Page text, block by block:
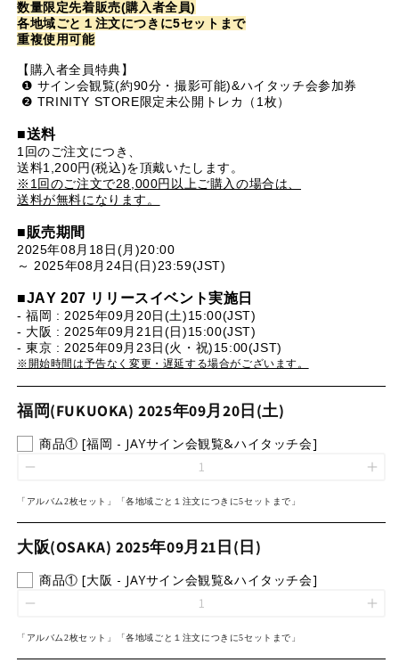
数量限定先着販売(購入者全員)
各地域ごと１注文につきに5セットまで
重複使用可能
【購入者全員特典】
❶ サイン会観覧(約90分・撮影可能)&ハイタッチ会参加券
❷ TRINITY STORE限定未公開トレカ（1枚）
■送料
1回のご注文につき、
送料1,200円(税込)を頂戴いたします。
※1回のご注文で28,000円以上ご購入の場合は、
送料が無料になります。
■販売期間
2025年08月18日(月)20:00
～ 2025年08月24日(日)23:59(JST)
■JAY 207 リリースイベント実施日
- 福岡 : 2025年09月20日(土)15:00(JST)
- 大阪 : 2025年09月21日(日)15:00(JST)
- 東京 : 2025年09月23日(火・祝)15:00(JST)
※開始時間は予告なく変更・遅延する場合がございます。
福岡(FUKUOKA) 2025年09月20日(土)
商品① [福岡 - JAYサイン会観覧&ハイタッチ会]
「アルバム2枚セット」 「各地域ごと１注文につきに5セット まで 」
大阪(OSAKA) 2025年09月21日(日)
商品① [大阪 - JAYサイン会観覧&ハイタッチ会]
「アルバム2枚セット」 「各地域ごと１注文につきに5セット まで 」